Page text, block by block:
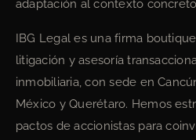
adaptación al contexto
IBG Legal es una firma
litigación y asesoría
inmobiliaria, con sede en
México y Querétaro. Hemos
pactos de accionistas para